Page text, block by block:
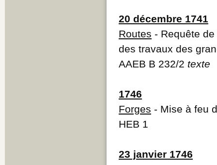
20 décembre 1741
Routes - Requête
des travaux des
AAEB B 232/2 texte
1746
Forges - Mise à feu
HEB 1
23 janvier 1746